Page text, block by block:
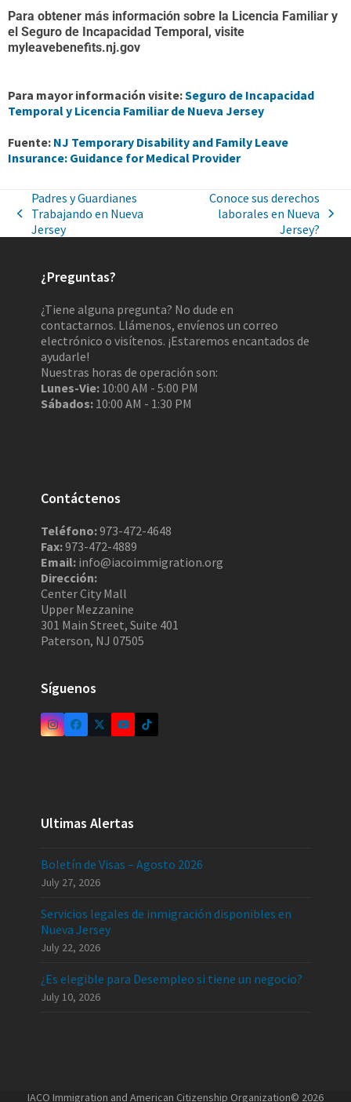
Para obtener más información sobre la Licencia Familiar y
el Seguro de Incapacidad Temporal, visite
myleavebenefits.nj.gov
Para mayor información visite:Seguro de Incapacidad
Temporal y Licencia Familiar de Nueva Jersey
Fuente: NJ Temporary Disability and Family Leave
Insurance: Guidance for Medical Provider
Padres y Guardianes
Trabajando en Nueva
Jersey
Conoce sus derechos
laborales en Nueva
Jersey?
¿Preguntas?
¿Tiene alguna pregunta? No dude en
contactarnos. Llámenos, envíenos un correo
electrónico o visítenos. ¡Estaremos encantados de
ayudarle!
Nuestras horas de operación son:
Lunes-Vie: 10:00 AM - 5:00 PM
Sábados: 10:00 AM - 1:30 PM
Contáctenos
Teléfono:973-472-4648
Fax:973-472-4889
Email: info@iacoimmigration.org
Dirección:
Center City Mall
Upper Mezzanine
301 Main Street, Suite 401
Paterson, NJ 07505
Síguenos
Ultimas Alertas
Boletín de Visas – Agosto 2026
July 27, 2026
Servicios legales de inmigración disponibles en
Nueva Jersey
July 22, 2026
¿Es elegible para Desempleo si tiene un negocio?
July 10, 2026
IACO Immigration and American Citizenship Organization© 2026